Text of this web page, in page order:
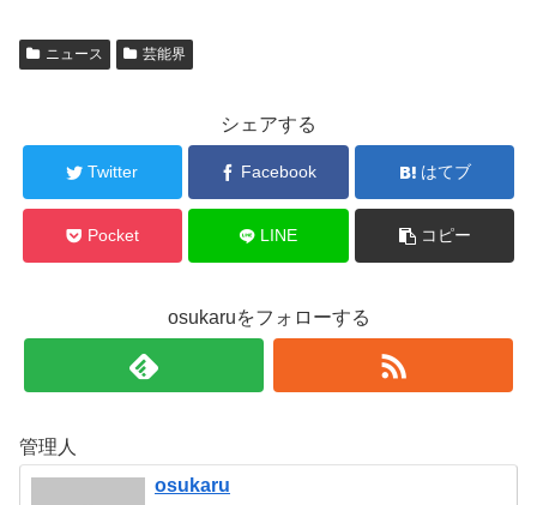
ニュース 芸能界
シェアする
Twitter Facebook はてブ
Pocket LINE コピー
osukaruをフォローする
管理人
osukaru